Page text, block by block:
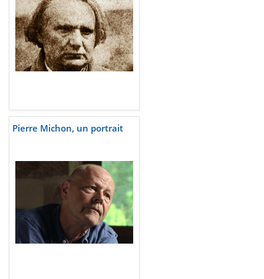
Pierre Michon, un portrait